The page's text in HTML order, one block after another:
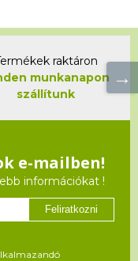
raktáron
munkanapon
szállítunk
e-mailben!
információkat !
Feliratkozni